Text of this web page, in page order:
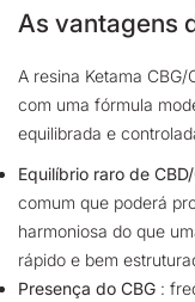
As vantagens
A resina Ketama
com uma fórmula
equilibrada e
Equilíbrio raro de
comum que poderá
harmoniosa do que
rápido e bem
Presença do CBG :